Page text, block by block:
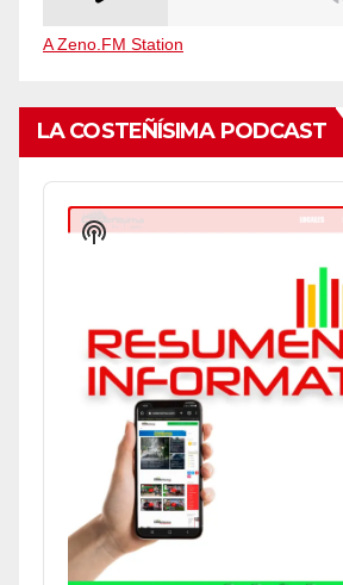
A Zeno.FM Station
LA COSTEÑÍSIMA PODCAST
Audio
Player
Show
Podcast